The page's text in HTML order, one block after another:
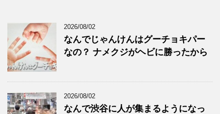
2026/08/02
なんでじゃんけんはグーチョキパー
なの？ ナメクジがヘビに勝ったから
2026/08/02
なんで渋谷に人が集まるようになっ